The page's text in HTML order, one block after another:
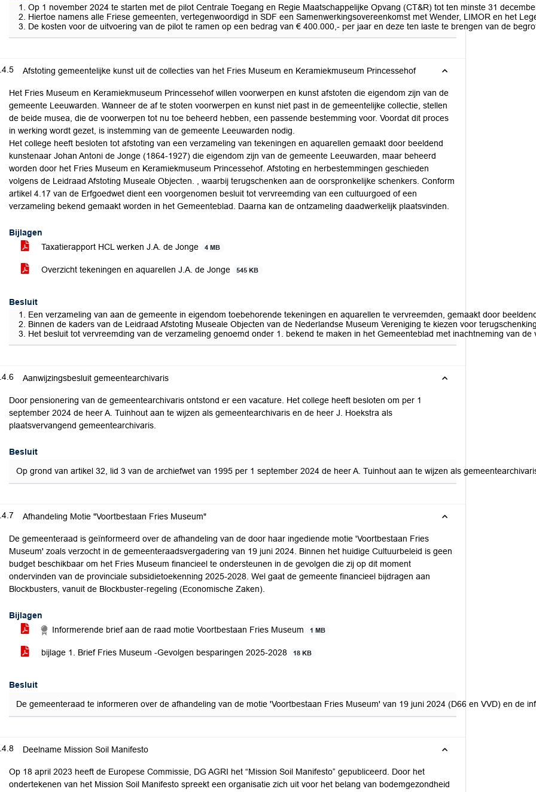
Op 1 november 2024 te starten met de pilot Centrale Toegang en Regie Maatschappelijke Opvang (CT&R) tot ten minste 31
Hiertoe namens alle Friese gemeenten, vertegenwoordigd in SDF een Samenwerkingsovereenkomst met Wender, LIMOR en het
De kosten voor de uitvoering van de pilot te ramen op een bedrag van € 400.000,- per jaar en deze ten laste te brengen van de
Afstoting gemeentelijke kunst uit de collecties van het Fries Museum en Keramiekmuseum Princessehof
Het Fries Museum en Keramiekmuseum Princessehof willen voorwerpen en kunst afstoten die eigendom zijn van de
gemeente Leeuwarden. Wanneer de af te stoten voorwerpen en kunst niet past in de gemeentelijke collectie, stellen
de beide musea, die de voorwerpen tot nu toe beheerd hebben, een passende bestemming voor. Voordat dit proces
in werking wordt gezet, is instemming van de gemeente Leeuwarden nodig.
Het college heeft besloten tot afstoting van een verzameling van tekeningen en aquarellen gemaakt door beeldend
kunstenaar Johan Antoni de Jonge (1864-1927) die eigendom zijn van de gemeente Leeuwarden, maar beheerd
worden door het Fries Museum en Keramiekmuseum Princessehof. Afstoting en herbestemmingen geschieden
volgens de Leidraad Afstoting Museale Objecten. , waarbij terugschenken aan de oorspronkelijke schenkers. Conform
artikel 4.17 van de Erfgoedwet dient een voorgenomen besluit tot vervreemding van een cultuurgoed of een
verzameling bekend gemaakt worden in het Gemeenteblad. Daarna kan de ontzameling daadwerkelijk plaatsvinden.
Bijlagen
Taxatierapport HCL werken J.A. de Jonge
4 MB
Overzicht tekeningen en aquarellen J.A. de Jonge 545 KB
Besluit
Een verzameling van aan de gemeente in eigendom toebehorende tekeningen en aquarellen te vervreemden, gemaakt door
Binnen de kaders van de Leidraad Afstoting Museale Objecten van de Nederlandse Museum Vereniging te kiezen voor
Het besluit tot vervreemding van de verzameling genoemd onder 1. bekend te maken in het Gemeenteblad met inachtneming van
Aanwijzingsbesluit gemeentearchivaris
Door pensionering van de gemeentearchivaris ontstond er een vacature. Het college heeft besloten om per 1
september 2024 de heer A. Tuinhout aan te wijzen als gemeentearchivaris en de heer J. Hoekstra als
plaatsvervangend gemeentearchivaris.
Besluit
Op grond van artikel 32, lid 3 van de archiefwet van 1995 per 1 september 2024 de heer A. Tuinhout aan te wijzen als
Afhandeling Motie "Voortbestaan Fries Museum"
De gemeenteraad is geïnformeerd over de afhandeling van de door haar ingediende motie 'Voortbestaan Fries
Museum' zoals verzocht in de gemeenteraadsvergadering van 19 juni 2024. Binnen het huidige Cultuurbeleid is geen
budget beschikbaar om het Fries Museum financieel te ondersteunen in de gevolgen die zij op dit moment
ondervinden van de provinciale subsidietoekenning 2025-2028. Wel gaat de gemeente financieel bijdragen aan
Blockbusters, vanuit de Blockbuster-regeling (Economische Zaken).
Bijlagen
Informerende brief aan de raad motie Voortbestaan Fries Museum
1 MB
bijlage 1. Brief Fries Museum -Gevolgen besparingen 2025-2028 18 KB
Besluit
De gemeenteraad te informeren over de afhandeling van de motie 'Voortbestaan Fries Museum' van 19 juni 2024 (D66 en VVD) en de
Deelname Mission Soil Manifesto
Op 18 april 2023 heeft de Europese Commissie, DG AGRI het “Mission Soil Manifesto” gepubliceerd. Door het
ondertekenen van het Mission Soil Manifesto spreekt een organisatie zich uit voor het belang van bodemgezondheid